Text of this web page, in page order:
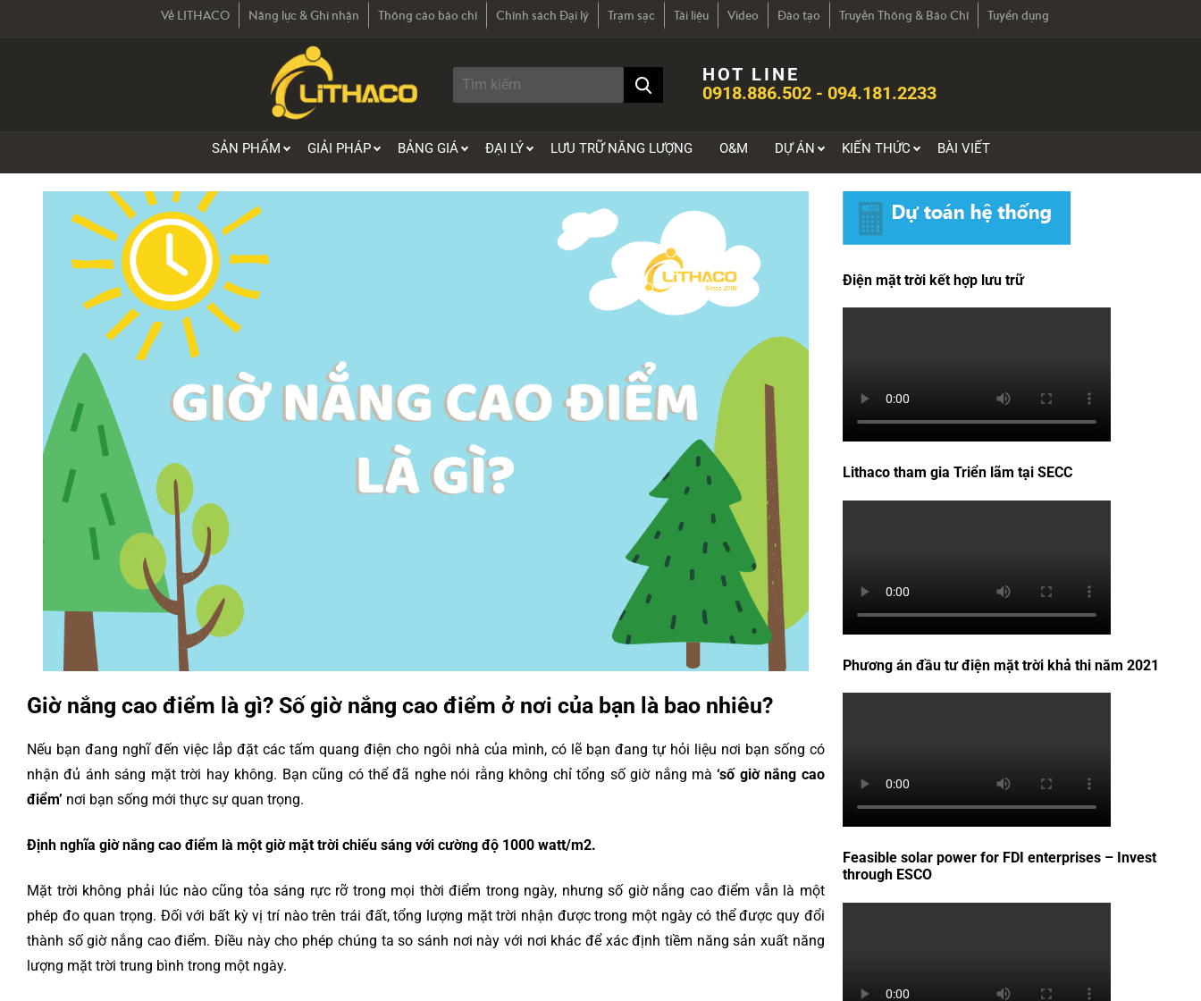
Về LITHACO Năng lực & Ghi nhận Thông cáo báo chí Chính sách Đại lý Trạm sạc Tài liệu Video Đào tạo Truyền Thông & Báo Chí Tuyển dụng
HOT LINE
0918.886.502 - 094.181.2233
SẢN PHẨM GIẢI PHÁP BẢNG GIÁ ĐẠI LÝ LƯU TRỮ NĂNG LƯỢNG O&M DỰ ÁN KIẾN THỨC BÀI VIẾT
Giờ nắng cao điểm là gì? Số giờ nắng cao điểm ở nơi của bạn là bao nhiêu?
Nếu bạn đang nghĩ đến việc lắp đặt các tấm quang điện cho ngôi nhà của mình, có lẽ bạn đang tự hỏi liệu nơi bạn sống có
nhận đủ ánh sáng mặt trời hay không. Bạn cũng có thể đã nghe nói rằng không chỉ tổng số giờ nắng mà‘số giờ nắng cao
điểm’ nơi bạn sống mới thực sự quan trọng.
Định nghĩa giờ nắng cao điểm là một giờ mặt trời chiếu sáng với cường độ 1000 watt/m2.
Mặt trời không phải lúc nào cũng tỏa sáng rực rỡ trong mọi thời điểm trong ngày, nhưng số giờ nắng cao điểm vẫn là một
phép đo quan trọng. Đối với bất kỳ vị trí nào trên trái đất, tổng lượng mặt trời nhận được trong một ngày có thể được quy đổi
thành số giờ nắng cao điểm. Điều này cho phép chúng ta so sánh nơi này với nơi khác để xác định tiềm năng sản xuất năng
lượng mặt trời trung bình trong một ngày.
Điện mặt trời kết hợp lưu trữ
Lithaco tham gia Triển lãm tại SECC
Phương án đầu tư điện mặt trời khả thi năm 2021
Feasible solar power for FDI enterprises – Invest
through ESCO